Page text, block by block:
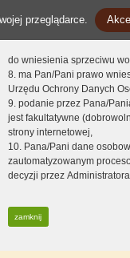
przeglądarce.
do wniesienia sprzeciwu
8. ma Pan/Pani prawo
Urzędu Ochrony Danych
9. podanie przez Pana/
jest fakultatywne
strony internetowej,
10. Pana/Pani dane
zautomatyzowanym
decyzji przez
zamknij